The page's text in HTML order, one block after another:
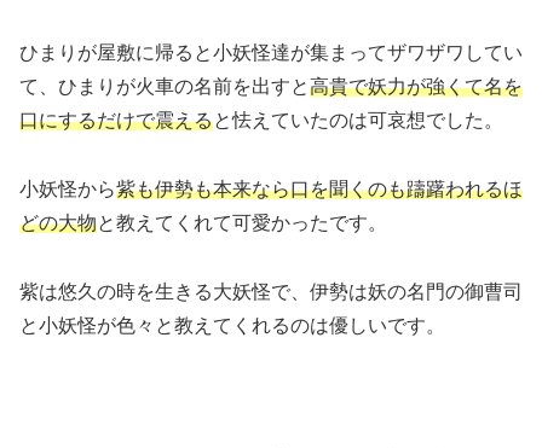
ひまりが屋敷に帰ると小妖怪達が集まってザワザワしてい
て、ひまりが火車の名前を出すと高貴で妖力が強くて名を
口にするだけで震えると怯えていたのは可哀想でした。
小妖怪から紫も伊勢も本来なら口を聞くのも躊躇われるほ
どの大物と教えてくれて可愛かったです。
紫は悠久の時を生きる大妖怪で、伊勢は妖の名門の御曹司
と小妖怪が色々と教えてくれるのは優しいです。